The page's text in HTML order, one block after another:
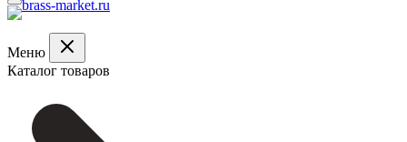
Меню
Каталог товаров